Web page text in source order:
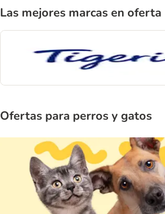
Las mejores marcas en oferta
Ofertas para perros y gatos